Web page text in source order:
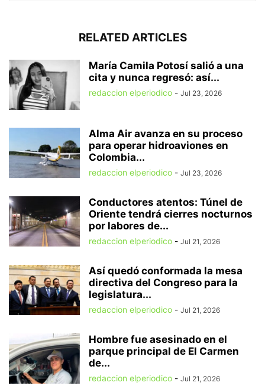
RELATED ARTICLES
María Camila Potosí salió a una
cita y nunca regresó: así...
redaccion elperiodico - Jul 23, 2026
Alma Air avanza en su proceso
para operar hidroaviones en
Colombia...
redaccion elperiodico - Jul 23, 2026
Conductores atentos: Túnel de
Oriente tendrá cierres nocturnos
por labores de...
redaccion elperiodico - Jul 21, 2026
Así quedó conformada la mesa
directiva del Congreso para la
legislatura...
redaccion elperiodico - Jul 21, 2026
Hombre fue asesinado en el
parque principal de El Carmen
de...
redaccion elperiodico - Jul 21, 2026